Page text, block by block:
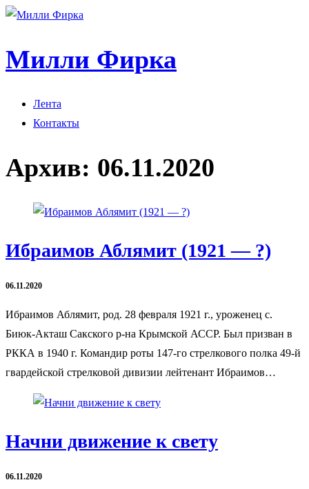
Милли Фирка
Лента
Контакты
Архив: 06.11.2020
Ибраимов Аблямит (1921 — ?)
06.11.2020
Ибраимов Аблямит, род. 28 февраля 1921 г., уроженец с.
Биюк-Акташ Сакского р-на Крымской АССР. Был призван в
РККА в 1940 г. Командир роты 147-го стрелкового полка 49-й
гвардейской стрелковой дивизии лейтенант Ибраимов…
Начни движение к свету
06.11.2020